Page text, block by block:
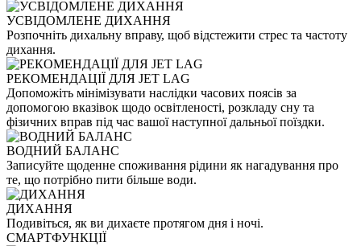
УСВІДОМЛЕНЕ ДИХАННЯ
Розпочніть дихальну вправу, щоб відстежити стрес та частоту
дихання.
РЕКОМЕНДАЦІЇ ДЛЯ JET LAG
Допоможіть мінімізувати наслідки часових поясів за
допомогою вказівок щодо освітленості, розкладу сну та
фізичних вправ під час вашої наступної дальньої поїздки.
ВОДНИЙ БАЛАНС
Записуйте щоденне споживання рідини як нагадування про
те, що потрібно пити більше води.
ДИХАННЯ
Подивіться, як ви дихаєте протягом дня і ночі.
СМАРТФУНКЦІЇ